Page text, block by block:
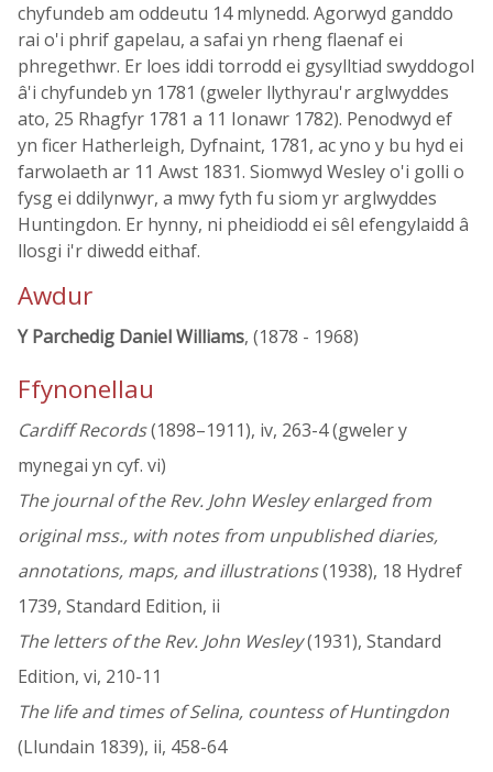
chyfundeb am oddeutu 14 mlynedd. Agorwyd ganddo
rai o'i phrif gapelau, a safai yn rheng flaenaf ei
phregethwr. Er loes iddi torrodd ei gysylltiad swyddogol
â'i chyfundeb yn 1781 (gweler llythyrau'r arglwyddes
ato, 25 Rhagfyr 1781 a 11 Ionawr 1782). Penodwyd ef
yn ficer Hatherleigh, Dyfnaint, 1781, ac yno y bu hyd ei
farwolaeth ar 11 Awst 1831. Siomwyd Wesley o'i golli o
fysg ei ddilynwyr, a mwy fyth fu siom yr arglwyddes
Huntingdon. Er hynny, ni pheidiodd ei sêl efengylaidd â
llosgi i'r diwedd eithaf.
Awdur
Y Parchedig Daniel Williams, (1878 - 1968)
Ffynonellau
Cardiff Records(1898–1911), iv, 263-4 (gweler y
mynegai yn cyf. vi)
The journal of the Rev. John Wesley enlarged from
original mss., with notes from unpublished diaries,
annotations, maps, and illustrations(1938), 18 Hydref
1739, Standard Edition, ii
The letters of the Rev. John Wesley(1931), Standard
Edition, vi, 210-11
The life and times of Selina, countess of Huntingdon
(Llundain 1839), ii, 458-64